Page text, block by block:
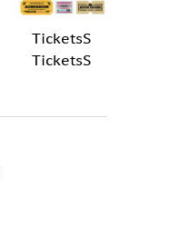
TicketsS
TicketsS